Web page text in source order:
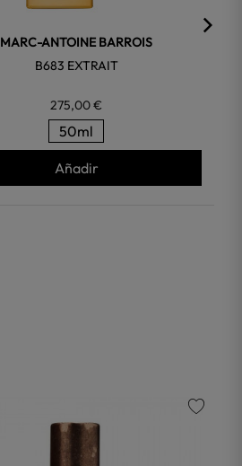
MARC-ANTOINE BARROIS
B683 EXTRAIT
275,00 €
50ml
Añadir